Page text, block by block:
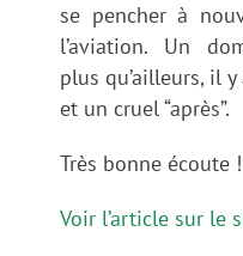
se pencher à
l’aviation. Un
plus qu’ailleurs, il
et un cruel “après”.
Très bonne écoute !
Voir l’article sur le